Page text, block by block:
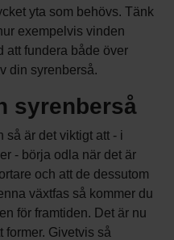
yta som behövs. Tänk
exempelvis vinden
att fundera både över
din syrenberså.
syrenberså
är det viktigt att - i
- börja odla när det är
och att de dessutom
växtfas så kommer du
för framtiden. Det är nu
former. Givetvis så